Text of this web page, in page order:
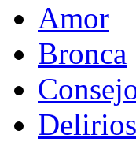
Amor
Bronca
Delirios